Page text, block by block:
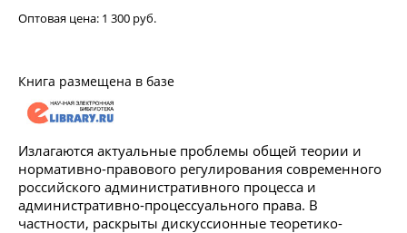
Оптовая цена: 1 300 руб.
Книга размещена в базе
Излагаются актуальные проблемы общей теории и
нормативно-правового регулирования современного
российского административного процесса и
административно-процессуального права. В
частности, раскрыты дискуссионные теоретико-